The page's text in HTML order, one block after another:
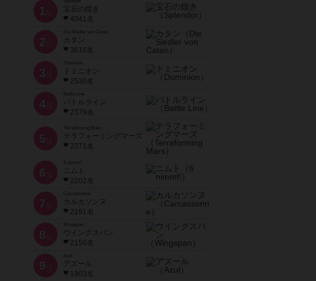
1 位
宝石の煌き
4041名
2 位
Die Siedler von Catan
カタン
3616名
3 位
ドミニオン
2530名
4位
Battle Line
バトルライン
2379名
5 位
Terraforming Mars
テラフォーミングマーズ
2371名
6 位
ニムト
2202名
7 位
Carcassonne
カルカソンヌ
2191名
8 位
Wingspan
ウイングスパン
2150名
9 位
Azul
アズール
1903名